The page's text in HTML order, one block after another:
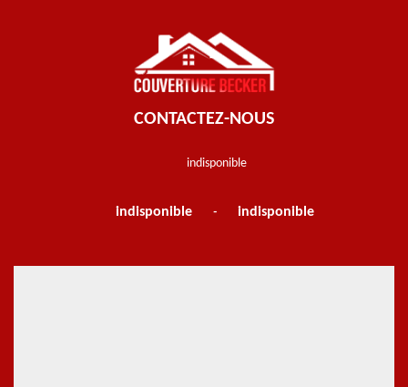
CONTACTEZ-NOUS
indisponible
indisponible - indisponible